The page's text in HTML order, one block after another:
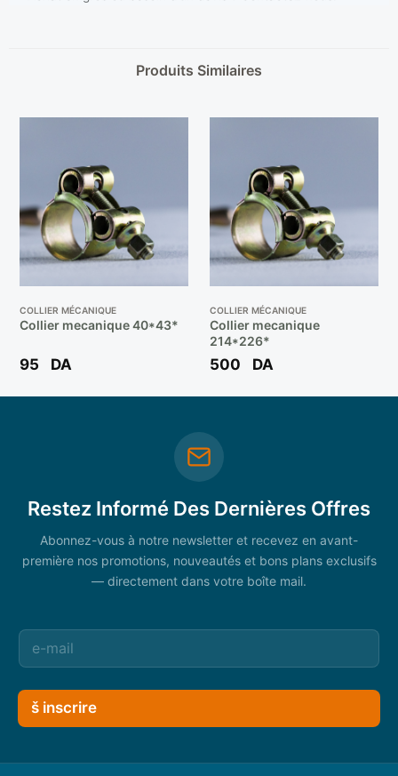
Produits Similaires
COLLIER MÉCANIQUE
Collier mecanique 40*43*
95 DA
COLLIER MÉCANIQUE
Collier mecanique
214*226*
500 DA
Restez Informé Des Dernières Offres
Abonnez-vous à notre newsletter et recevez en avant-
première nos promotions, nouveautés et bons plans exclusifs
— directement dans votre boîte mail.
š inscrire